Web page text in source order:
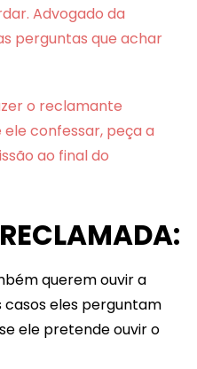
Advogado da
perguntas que achar
o reclamante
confessar, peça a
ao final do
querem ouvir a
casos eles perguntam
ele pretende ouvir o